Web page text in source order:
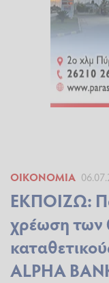
ΟΙΚΟΝΟΜΊΑ
ΕΚΠΟΙΖΩ:
χρέωση των
ALPHA